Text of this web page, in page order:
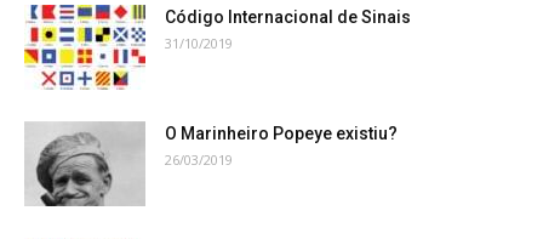
Código Internacional de Sinais
31/10/2019
O Marinheiro Popeye existiu?
26/03/2019